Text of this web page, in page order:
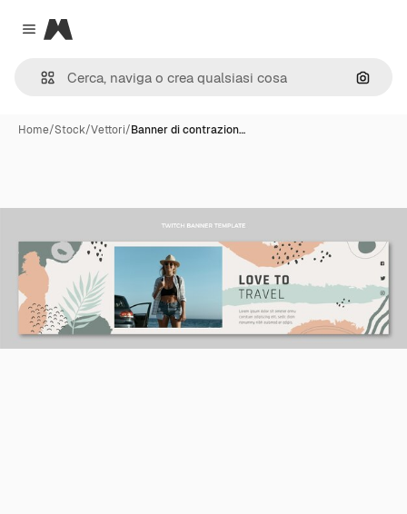
Close menu
Magnific
Cerca
Home/Stock/Vettori/Banner di contrazion…